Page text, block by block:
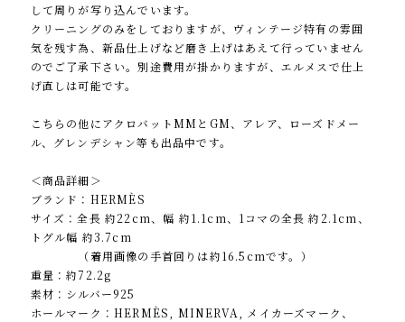
して周りが写り込んでいます。
クリーニングのみをしておりますが、ヴィンテージ特有の雰囲
気を残す為、新品仕上げなど磨き上げはあえて行っていません
のでご了承下さい。別途費用が掛かりますが、エルメスで仕上
げ直しは可能です。
こちらの他にアクロバットMMとGM、アレア、ローズドメー
ル、グレンデシャン等も出品中です。
＜商品詳細＞
ブランド：HERMÈS
サイズ：全長 約22cm、幅 約1.1cm、1コマの全長 約2.1cm、
トグル幅 約3.7cm
（着用画像の手首回りは約16.5cmです。）
重量：約72.2g
素材：シルバー925
ホールマーク：HERMÈS, MINERVA, メイカーズマーク、